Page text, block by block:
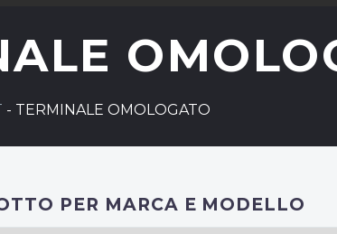
- TERMINALE OMOLOGATO
PER MARCA E MODELLO